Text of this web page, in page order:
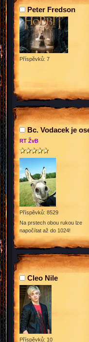
Peter Fredson
Příspěvků: 7
Bc. Vodacek je
RT ŽvB
Příspěvků: 8529
Na prstech obou rukou lze
napočítat až do 1024!
Cleo Nile
Příspěvků: 10